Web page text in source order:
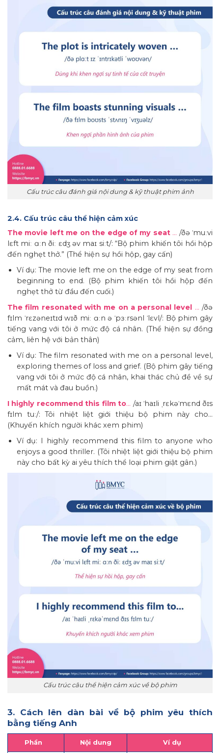
Cấu trúc câu đánh giá nội dung & kỹ thuật phim ảnh
2.4. Cấu trúc câu thể hiện cảm xúc
The movie left me on the edge of my seat… /ðə ˈmuːvi
lɛft miː ɑːn ðiː ɛdʒ əv maɪ siːt/: “Bộ phim khiến tôi hồi hộp
đến nghẹt thở.” (Thể hiện sự hồi hộp, gay cấn)
Ví dụ: The movie left me on the edge of my seat from
beginning to end. (Bộ phim khiến tôi hồi hộp đến
nghẹt thở từ đầu đến cuối.)
The film resonated with me on a personal level … /ðə
fɪlm ˈrɛzəneɪtɪd wɪð miː ɑːn ə ˈpɜːrsənl ˈlɛvl/: Bộ phim gây
tiếng vang với tôi ở mức độ cá nhân. (Thể hiện sự đồng
cảm, liên hệ với bản thân)
Ví dụ: The film resonated with me on a personal level,
exploring themes of loss and grief. (Bộ phim gây tiếng
vang với tôi ở mức độ cá nhân, khai thác chủ đề về sự
mất mát và đau buồn.)
I highly recommend this film to… /aɪ ˈhaɪli ˌrɛkəˈmɛnd ðɪs
fɪlm tuː/: Tôi nhiệt liệt giới thiệu bộ phim này cho…
(Khuyến khích người khác xem phim)
Ví dụ: I highly recommend this film to anyone who
enjoys a good thriller. (Tôi nhiệt liệt giới thiệu bộ phim
này cho bất kỳ ai yêu thích thể loại phim giật gân.)
Cấu trúc câu thể hiện cảm xúc về bộ phim
3. Cách lên dàn bài về bộ phim yêu thích
bằng tiếng Anh
Phần Nội dung Ví dụ